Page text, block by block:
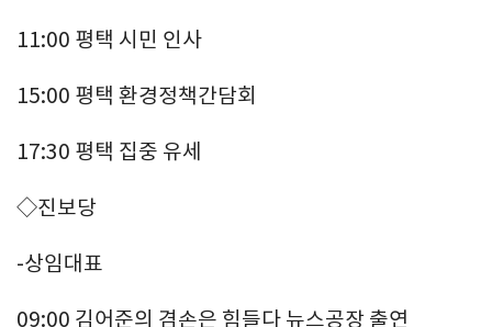
11:00 평택 시민 인사
15:00 평택 환경정책간담회
17:30 평택 집중 유세
◇진보당
-상임대표
09:00 김어준의 겸손은 힘들다 뉴스공장 출연